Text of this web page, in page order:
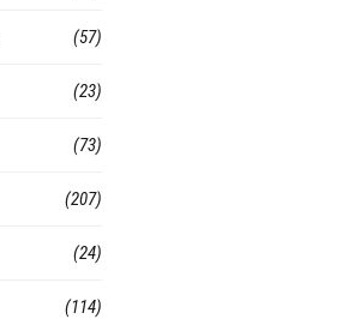
(57)
(23)
(73)
(207)
(24)
(114)